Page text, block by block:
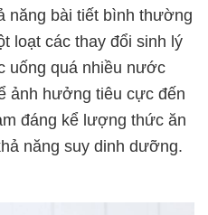
năng bài tiết bình thường
loạt các thay đổi sinh lý
uống quá nhiều nước
ảnh hưởng tiêu cực đến
đáng kể lượng thức ăn
năng suy dinh dưỡng.